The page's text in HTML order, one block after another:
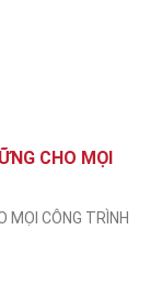
CHO MỌI
MỌI CÔNG TRÌNH